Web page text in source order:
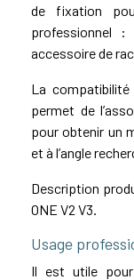
de fixation
professionnel :
accessoire de
La
permet de
pour obtenir un
et à l’angle
Description
ONE V2 V3.
Usage
Il est utile